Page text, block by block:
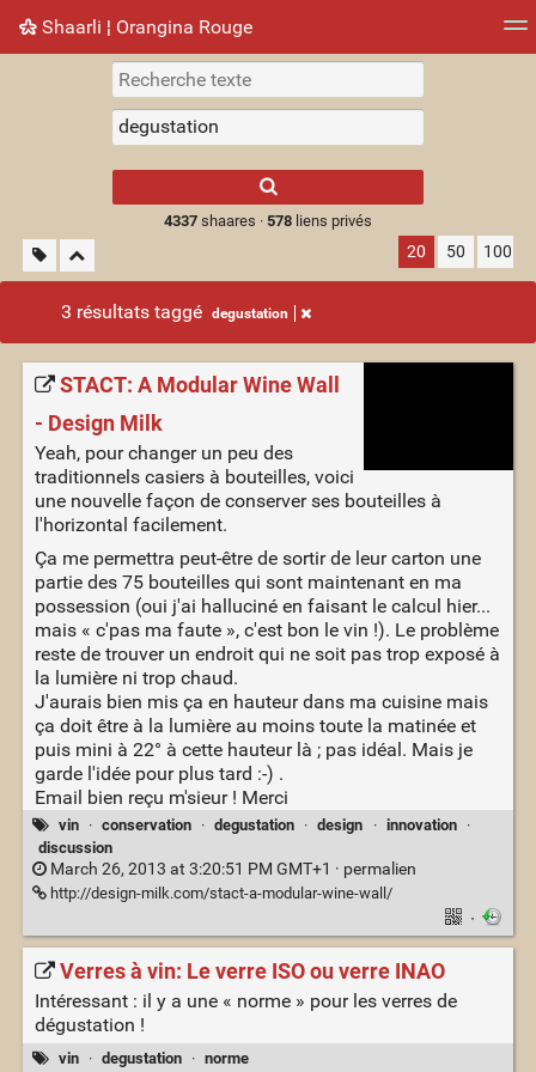
Shaarli ¦ Orangina Rouge
Nuage de tags Mur d'images
results.
4337shaares · 578liens privés
20 50 100
3 résultats taggé degustation
STACT: A Modular Wine Wall
- Design Milk
Yeah, pour changer un peu des
traditionnels casiers à bouteilles, voici
une nouvelle façon de conserver ses bouteilles à
l'horizontal facilement.
Ça me permettra peut-être de sortir de leur carton une
partie des 75 bouteilles qui sont maintenant en ma
possession (oui j'ai halluciné en faisant le calcul hier...
mais « c'pas ma faute », c'est bon le vin !). Le problème
reste de trouver un endroit qui ne soit pas trop exposé à
la lumière ni trop chaud.
J'aurais bien mis ça en hauteur dans ma cuisine mais
ça doit être à la lumière au moins toute la matinée et
puis mini à 22° à cette hauteur là ; pas idéal. Mais je
garde l'idée pour plus tard :-) .
Email bien reçu m'sieur ! Merci
vin · conservation · degustation · design · innovation
·
discussion
March 26, 2013 at 3:20:51 PM GMT+1 · permalien
http://design-milk.com/stact-a-modular-wine-wall/
·
Verres à vin: Le verre ISO ou verre INAO
Intéressant : il y a une « norme » pour les verres de
dégustation !
vin · degustation · norme